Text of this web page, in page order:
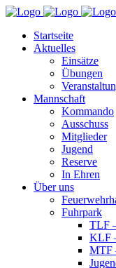
Startseite
Aktuelles
Einsätze
Übungen
Mannschaft
Kommando
Ausschuss
Mitglieder
Jugend
Reserve
In Ehren
Über uns
Fuhrpark
TLF
KLF
MTF